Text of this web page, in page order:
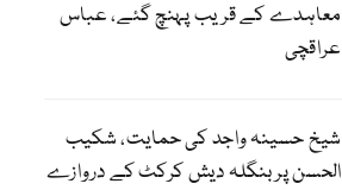
معاہدے کے قریب پہنچ گئے، عباس
عراقچی
شیخ حسینہ واجد کی حمایت، شکیب
الحسن پر بنگلہ دیش کرکٹ کے دروازے